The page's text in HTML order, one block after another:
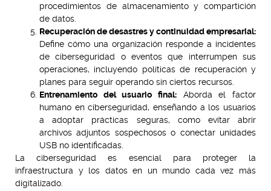
procedimientos de almacenamiento y compartición
de datos.
Recuperación de desastres y continuidad empresarial:
Define cómo una organización responde a incidentes
de ciberseguridad o eventos que interrumpen sus
operaciones, incluyendo políticas de recuperación y
planes para seguir operando sin ciertos recursos.
Entrenamiento del usuario final: Aborda el factor
humano en ciberseguridad, enseñando a los usuarios
a adoptar prácticas seguras, como evitar abrir
archivos adjuntos sospechosos o conectar unidades
USB no identificadas.
La ciberseguridad es esencial para proteger la
infraestructura y los datos en un mundo cada vez más
digitalizado.